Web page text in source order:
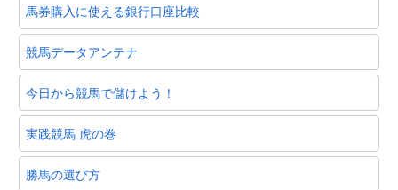
馬券購入に使える銀行口座比較
競馬データアンテナ
今日から競馬で儲けよう！
実践競馬 虎の巻
勝馬の選び方